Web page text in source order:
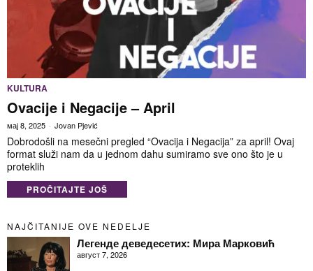
KULTURA
Ovacije i Negacije – April
мај 8, 2025 Jovan Pjević
Dobrodošli na mesečni pregled “Ovacija i Negacija” za april! Ovaj
format služi nam da u jednom dahu sumiramo sve ono što je u
proteklih
PROČITAJTE JOŠ
NAJČITANIJE OVE NEDELJE
Легенде деведесетих: Мира Марковић
август 7, 2026